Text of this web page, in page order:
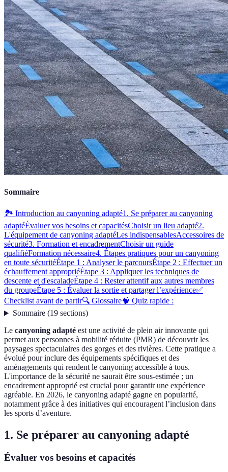
Sommaire
🏞️ Introduction au canyoning adapté1. Se préparer au canyoning
adaptéÉvaluer vos besoins et capacitésChoisir un lieu adapté2.
L'équipement de canyoning adaptéLes indispensablesAccessoires de
sécurité3. Formation et encadrementChoisir un guide
qualifiéFormation nécessaire4. Étapes pratiques pour un canyoning
en toute sécuritéÉtape 1 : Analyser le parcoursÉtape 2 : Effectuer un
échauffement appropriéÉtape 3 : Appliquer les techniques de
descente et d'escaladeÉtape 4 : Rester attentif aux autres membres
du groupeÉtape 5 : Évaluer la sortie et partager l’expérience✅
Checklist avant de partir🔍 Glossaire🧠 Quiz rapide :
Sommaire(19 sections)
Le canyoning adapté est une activité de plein air innovante qui
permet aux personnes à mobilité réduite (PMR) de découvrir les
paysages spectaculaires des gorges et des rivières. Cette pratique a
évolué pour inclure des équipements spécifiques et des
aménagements qui rendent le canyoning accessible à tous.
L'importance de la sécurité ne saurait être sous-estimée ; un
encadrement approprié est crucial pour garantir une expérience
agréable. En 2026, le canyoning adapté gagne en popularité,
notamment grâce à des initiatives qui encouragent l’inclusion dans
les sports d’aventure.
1. Se préparer au canyoning adapté
Évaluer vos besoins et capacités